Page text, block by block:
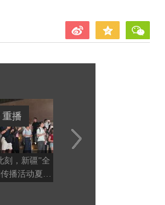
重播
刻，新疆”全
播活动夏季